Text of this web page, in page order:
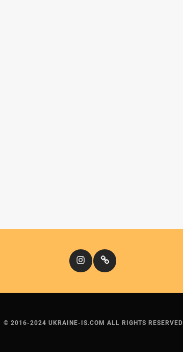
InstagramКіномандри
© 2016-2024 UKRAINE-IS.COM ALL RIGHTS RESERVED